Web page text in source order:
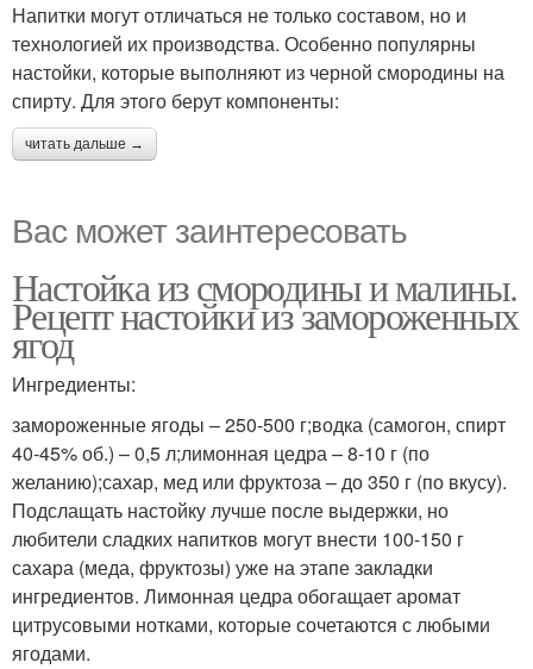
Напитки могут отличаться не только составом, но и
технологией их производства. Особенно популярны
настойки, которые выполняют из черной смородины на
спирту. Для этого берут компоненты:
читать дальше →
Вас может заинтересовать
Настойка из смородины и малины.
Рецепт настойки из замороженных
ягод
Ингредиенты:
замороженные ягоды – 250-500 г;водка (самогон, спирт
40-45% об.) – 0,5 л;лимонная цедра – 8-10 г (по
желанию);сахар, мед или фруктоза – до 350 г (по вкусу).
Подслащать настойку лучше после выдержки, но
любители сладких напитков могут внести 100-150 г
сахара (меда, фруктозы) уже на этапе закладки
ингредиентов. Лимонная цедра обогащает аромат
цитрусовыми нотками, которые сочетаются с любыми
ягодами.